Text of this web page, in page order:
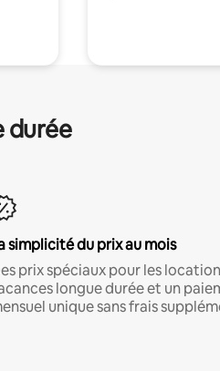
durée
simplicité du prix au mois
prix spéciaux pour les
longue durée et un
unique sans frais